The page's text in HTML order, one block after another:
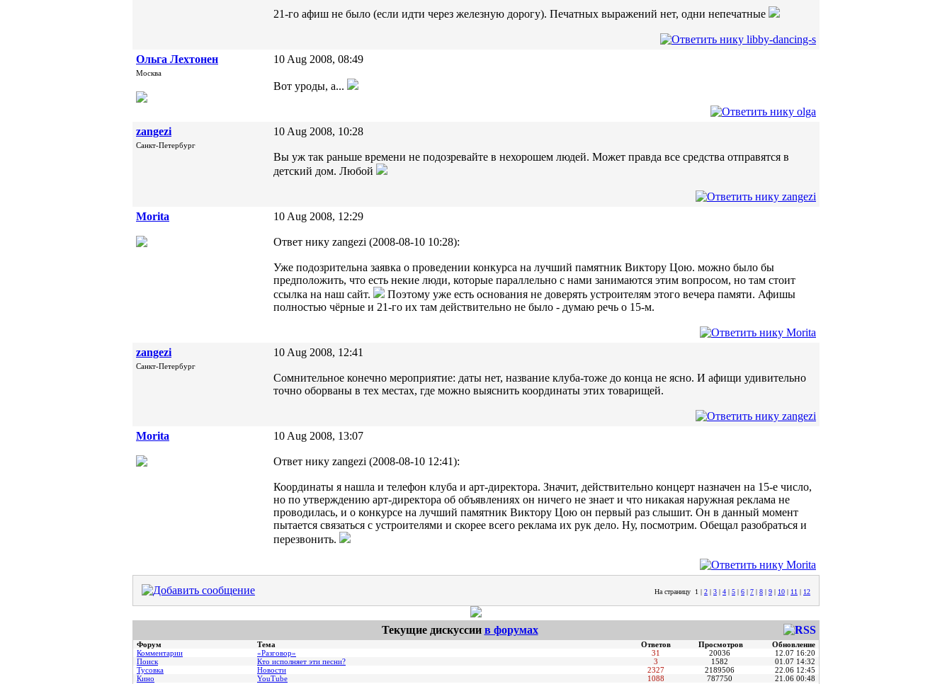
21-го афиш не было (если идти через железную дорогу). Печатных выражений нет, одни непечатные
Ольга Лехтонен
Москва
10 Aug 2008, 08:49
Вот уроды, а...
zangezi
Санкт-Петербург
10 Aug 2008, 10:28
Вы уж так раньше времени не подозревайте в нехорошем людей. Может правда все средства отправятся в
детский дом. Любой
Morita 10 Aug 2008, 12:29
Ответ нику zangezi (2008-08-10 10:28):
Уже подозрительна заявка о проведении конкурса на лучший памятник Виктору Цою. можно было бы
предположить, что есть некие люди, которые параллельно с нами занимаются этим вопросом, но там стоит
ссылка на наш сайт.
Поэтому уже есть основания не доверять устроителям этого вечера памяти. Афишы
полностью чёрные и 21-го их там действительно не было - думаю речь о 15-м.
zangezi
Санкт-Петербург
10 Aug 2008, 12:41
Cомнительное конечно мероприятие: даты нет, название клуба-тоже до конца не ясно. И афищи удивительно
точно оборваны в тех местах, где можно выяснить координаты этих товарищей.
Morita 10 Aug 2008, 13:07
Ответ нику zangezi (2008-08-10 12:41):
Координаты я нашла и телефон клуба и арт-директора. Значит, действительно концерт назначен на 15-е число,
но по утверждению арт-директора об объявлениях он ничего не знает и что никакая наружная реклама не
проводилась, и о конкурсе на лучший памятник Виктору Цою он первый раз слышит. Он в данный момент
пытается связаться с устроителями и скорее всего реклама их рук дело. Ну, посмотрим. Обещал разобраться и
перезвонить.
На страницу 1 | 2 | 3 | 4 | 5 | 6 | 7 | 8 | 9 | 10 | 11 | 12
Текущие дискуссии в форумах
Форум Тема Ответов Просмотров
Обновление
Комментарии
«Разговор» 31 20036
12.07 16:20
Поиск
Кто исполняет эти песни? 3 1582
01.07 14:32
Тусовка
Новости 2327 2189506
22.06 12:45
Кино
YouTube 1088 787750
21.06 00:48